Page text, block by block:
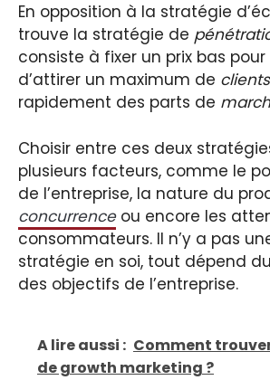
En opposition à la stratégie
trouve la stratégie de
consiste à fixer un prix bas
d’attirer un maximum de clients
rapidement des parts de
Choisir entre ces deux
plusieurs facteurs, comme le
de l’entreprise, la nature du
concurrenceou encore les
consommateurs. Il n’y a pas
stratégie en soi, tout dépend
des objectifs de l’entreprise.
A lire aussi : Comment
de growth marketing ?